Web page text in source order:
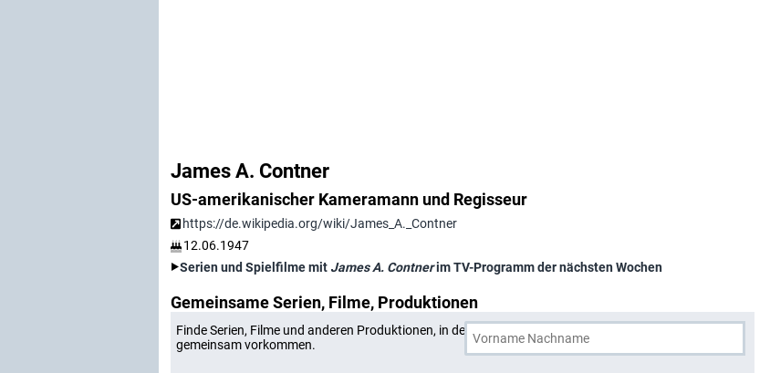
James A. Contner
US-amerikanischer Kameramann und Regisseur
https://de.wikipedia.org/wiki/James_A._Contner
12.06.1947
Serien und Spielfilme mit James A. Contnerim TV-Programm der nächsten Wochen
Gemeinsame Serien, Filme, Produktionen
Finde Serien, Filme und anderen Produktionen, in denen James A. Contner
gemeinsam vorkommen.